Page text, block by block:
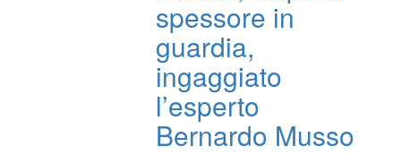
spessore in
guardia,
ingaggiato
l’esperto
Bernardo Musso